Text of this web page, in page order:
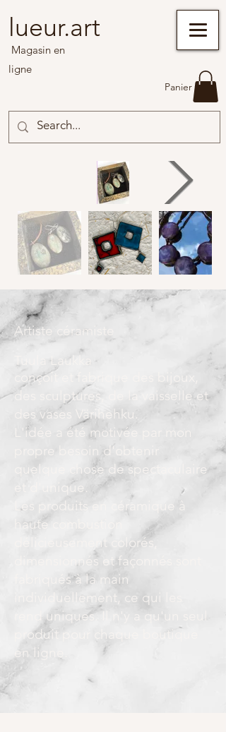
Panier
lueur.art
Magasin en
ligne
Artiste céramiste
Tuula Laukka
conçoit et fabrique des bijoux,
des sculptures, de la vaisselle et
des vases Värihehku.
L'idée a été motivée par mon
propre besoin d'obtenir
quelque chose de spectaculaire
et d'unique.
Les produits en céramique à
haute combustion
délicieusement colorés,
dimensionnés et façonnés sont
fabriqués à la main
individuellement, ce qui les
rend uniques. Il n'y a qu'un seul
produit pour chaque boutique
en ligne.